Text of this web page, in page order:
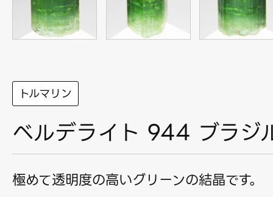
トルマリン
ベルデライト 944 ブラジ
極めて透明度の高いグリーンの結晶です。